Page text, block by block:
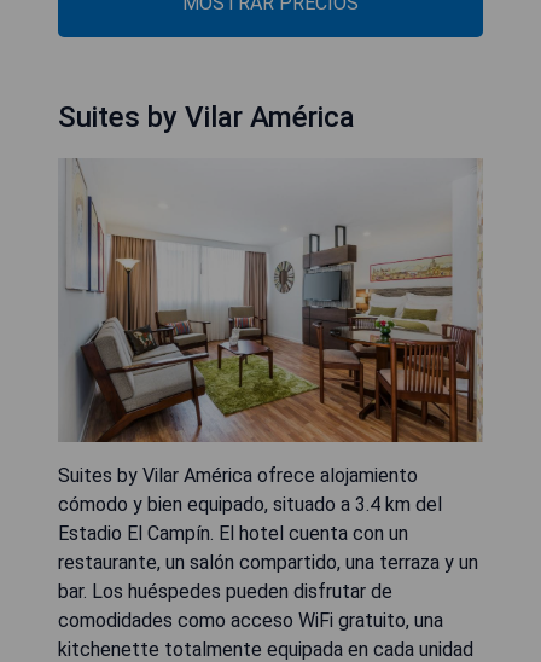
Suites by Vilar América
Suites by Vilar América ofrece alojamiento
cómodo y bien equipado, situado a 3.4 km del
Estadio El Campín. El hotel cuenta con un
restaurante, un salón compartido, una terraza y un
bar. Los huéspedes pueden disfrutar de
comodidades como acceso WiFi gratuito, una
kitchenette totalmente equipada en cada unidad